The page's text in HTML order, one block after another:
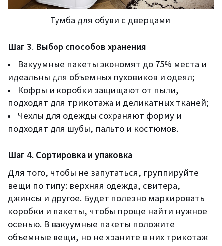
Тумба для обуви с дверцами
Шаг 3. Выбор способов хранения
Вакуумные пакеты экономят до 75% места и
идеальны для объемных пуховиков и одеял;
Кофры и коробки защищают от пыли,
подходят для трикотажа и деликатных тканей;
Чехлы для одежды сохраняют форму и
подходят для шубы, пальто и костюмов.
Шаг 4. Сортировка и упаковка
Для того, чтобы не запутаться, группируйте
вещи по типу: верхняя одежда, свитера,
джинсы и другое. Будет полезно маркировать
коробки и пакеты, чтобы проще найти нужное
осенью. В вакуумные пакеты положите
объемные вещи, но не храните в них трикотаж